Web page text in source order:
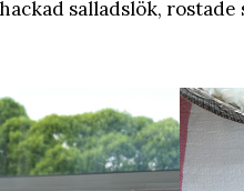
salladslök,